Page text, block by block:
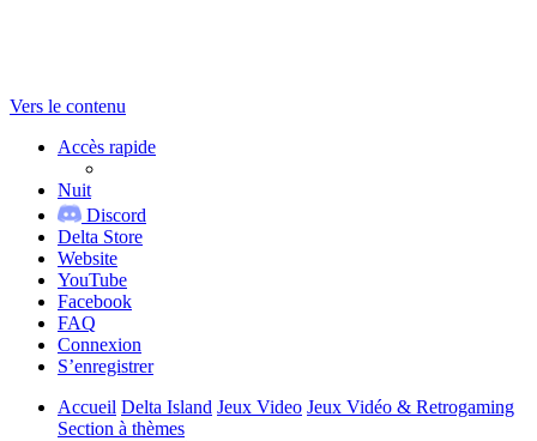
Vers le contenu
Accès rapide
Nuit
Discord
Delta Store
Website
YouTube
Facebook
FAQ
Connexion
S’enregistrer
Accueil Delta Island Jeux Video Jeux Vidéo & Retrogaming
Section à thèmes